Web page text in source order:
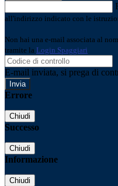
all'indirizzo indicato con le
Non hai una e-mail associata al
tramite la Login Spaggiari
E-mail inviata, si prega di
Errore
Chiudi
Successo
Chiudi
Informazione
Chiudi